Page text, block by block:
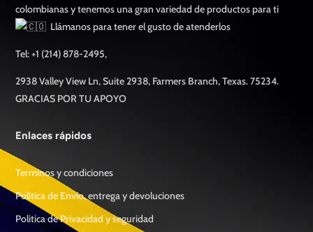
colombianas y tenemos una gran variedad de productos para ti
Llámanos para tener el gusto de atenderlos
Tel: +1 (214) 878-2495,
2938 Valley View Ln, Suite 2938, Farmers Branch, Texas. 75234.
GRACIAS POR TU APOYO
Enlaces rápidos
Terminos y condiciones
Política de Envío, entrega y devoluciones
Politica de Privacidad y seguridad